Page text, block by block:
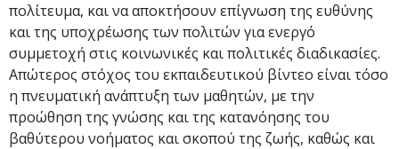
πολίτευμα, και να αποκτήσουν επίγνωση της ευθύνης
και της υποχρέωσης των πολιτών για ενεργό
συμμετοχή στις κοινωνικές και πολιτικές διαδικασίες.
Απώτερος στόχος του εκπαιδευτικού βίντεο είναι τόσο
η πνευματική ανάπτυξη των μαθητών, με την
προώθηση της γνώσης και της κατανόησης του
βαθύτερου νοήματος και σκοπού της ζωής, καθώς και